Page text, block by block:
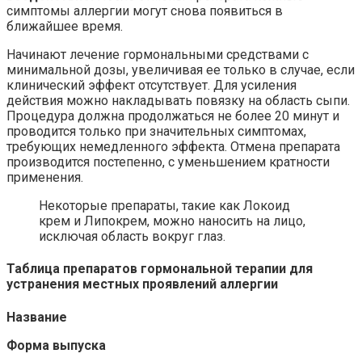
симптомы аллергии могут снова появиться в
ближайшее время.
Начинают лечение гормональными средствами с
минимальной дозы, увеличивая ее только в случае, если
клинический эффект отсутствует. Для усиления
действия можно накладывать повязку на область сыпи.
Процедура должна продолжаться не более 20 минут и
проводится только при значительных симптомах,
требующих немедленного эффекта. Отмена препарата
производится постепенно, с уменьшением кратности
применения.
Некоторые препараты, такие как Локоид
крем и Липокрем, можно наносить на лицо,
исключая область вокруг глаз.
Таблица препаратов гормональной терапии для
устранения местных проявлений аллергии
Название
Форма выпуска